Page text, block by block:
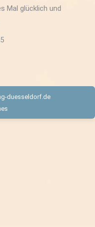
Mal glücklich und
duesseldorf.de